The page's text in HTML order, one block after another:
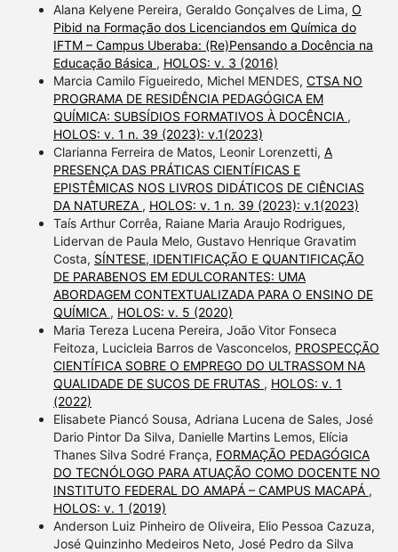
Alana Kelyene Pereira, Geraldo Gonçalves de Lima, O
Pibid na Formação dos Licenciandos em Química do
IFTM – Campus Uberaba: (Re)Pensando a Docência na
Educação Básica , HOLOS: v. 3 (2016)
Marcia Camilo Figueiredo, Michel MENDES, CTSA NO
PROGRAMA DE RESIDÊNCIA PEDAGÓGICA EM
QUÍMICA: SUBSÍDIOS FORMATIVOS À DOCÊNCIA ,
HOLOS: v. 1 n. 39 (2023): v.1(2023)
Clarianna Ferreira de Matos, Leonir Lorenzetti, A
PRESENÇA DAS PRÁTICAS CIENTÍFICAS E
EPISTÊMICAS NOS LIVROS DIDÁTICOS DE CIÊNCIAS
DA NATUREZA , HOLOS: v. 1 n. 39 (2023): v.1(2023)
Taís Arthur Corrêa, Raiane Maria Araujo Rodrigues,
Lidervan de Paula Melo, Gustavo Henrique Gravatim
Costa, SÍNTESE, IDENTIFICAÇÃO E QUANTIFICAÇÃO
DE PARABENOS EM EDULCORANTES: UMA
ABORDAGEM CONTEXTUALIZADA PARA O ENSINO DE
QUÍMICA , HOLOS: v. 5 (2020)
Maria Tereza Lucena Pereira, João Vitor Fonseca
Feitoza, Lucicleia Barros de Vasconcelos, PROSPECÇÃO
CIENTÍFICA SOBRE O EMPREGO DO ULTRASSOM NA
QUALIDADE DE SUCOS DE FRUTAS , HOLOS: v. 1
(2022)
Elisabete Piancó Sousa, Adriana Lucena de Sales, José
Dario Pintor Da Silva, Danielle Martins Lemos, Elícia
Thanes Silva Sodré França, FORMAÇÃO PEDAGÓGICA
DO TECNÓLOGO PARA ATUAÇÃO COMO DOCENTE NO
INSTITUTO FEDERAL DO AMAPÁ – CAMPUS MACAPÁ ,
HOLOS: v. 1 (2019)
Anderson Luiz Pinheiro de Oliveira, Elio Pessoa Cazuza,
José Quinzinho Medeiros Neto, José Pedro da Silva